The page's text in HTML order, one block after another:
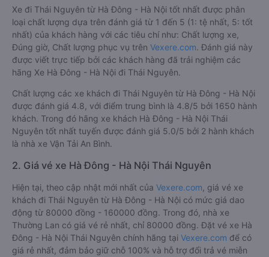
Xe đi Thái Nguyên từ Hà Đông - Hà Nội tốt nhất được phân
loại chất lượng dựa trên đánh giá từ 1 đến 5 (1: tệ nhất, 5: tốt
nhất) của khách hàng với các tiêu chí như: Chất lượng xe,
Đúng giờ, Chất lượng phục vụ trên Vexere.com. Đánh giá này
được viết trực tiếp bởi các khách hàng đã trải nghiệm các
hãng Xe Hà Đông - Hà Nội đi Thái Nguyên.
Chất lượng các xe khách đi Thái Nguyên từ Hà Đông - Hà Nội
được đánh giá 4.8, với điểm trung bình là 4.8/5 bởi 1650 hành
khách. Trong đó hãng xe khách Hà Đông - Hà Nội Thái
Nguyên tốt nhất tuyến được đánh giá 5.0/5 bởi 2 hành khách
là nhà xe Vận Tải An Bình.
2. Giá vé xe Hà Đông - Hà Nội Thái Nguyên
Hiện tại, theo cập nhật mới nhất của Vexere.com , giá vé xe
khách đi Thái Nguyên từ Hà Đông - Hà Nội có mức giá dao
động từ 80000 đồng - 160000 đồng. Trong đó, nhà xe
Thường Lan có giá vé rẻ nhất, chỉ 80000 đồng. Đặt vé xe Hà
Đông - Hà Nội Thái Nguyên chính hãng tại Vexere.com để có
giá rẻ nhất, đảm bảo giữ chỗ 100% và hỗ trợ đổi trả vé miễn